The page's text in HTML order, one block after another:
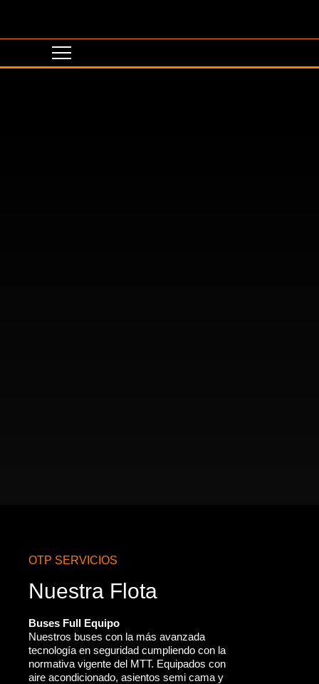
OTP SERVICIOS
Nuestra Flota
Buses Full Equipo
Nuestros buses con la más avanzada
tecnología en seguridad cumpliendo con la
normativa vigente del MTT. Equipados con
aire acondicionado, asientos semi cama y